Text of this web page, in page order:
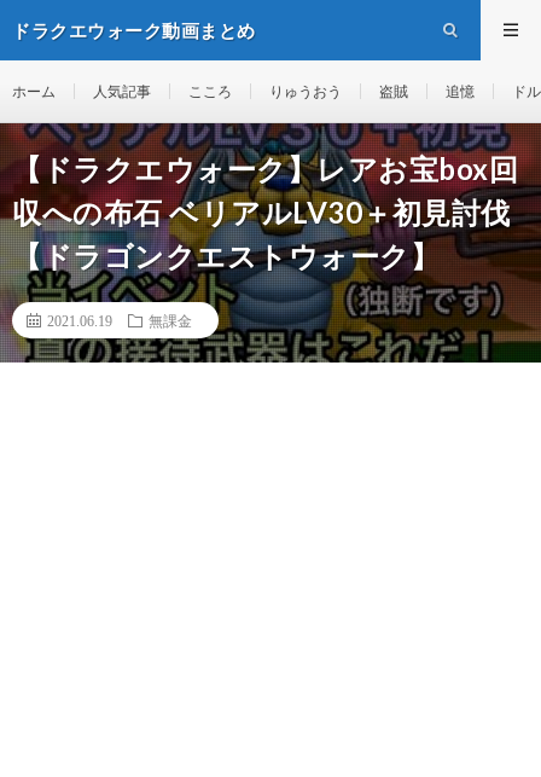
ドラクエウォーク動画まとめ
ホーム 人気記事 こころ りゅうおう 盗賊 追憶 ド
【ドラクエウォーク】レアお宝box回
収への布石 ベリアルLV30＋初見討伐
【ドラゴンクエストウォーク】
2021.06.19 無課金